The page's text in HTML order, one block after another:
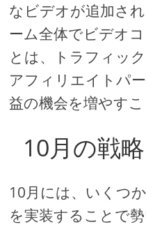
なビデオが追加さ
ーム全体でビデオ
とは、トラフィッ
アフィリエイトパ
益の機会を増やす
10月の戦
10月には、いくつ
を実装することで